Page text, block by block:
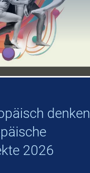
denken
2026